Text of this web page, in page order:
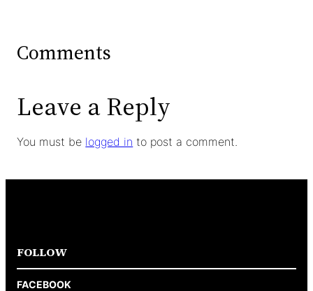
Comments
Leave a Reply
You must be logged in to post a comment.
FOLLOW
FACEBOOK